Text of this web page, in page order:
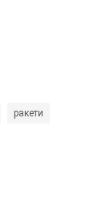
ракети